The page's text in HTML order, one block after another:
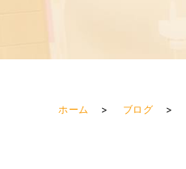
ホーム ブログ